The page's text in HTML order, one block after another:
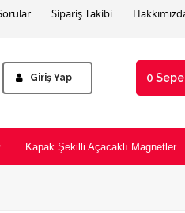
Sipariş Takibi
Giriş Yap 0
Kapak Şekilli Açacaklı Magnetler